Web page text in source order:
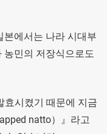
본에서는 나라 시대부
농민의 저장식으로도
효시켰기 때문에 지금
natto）』라고